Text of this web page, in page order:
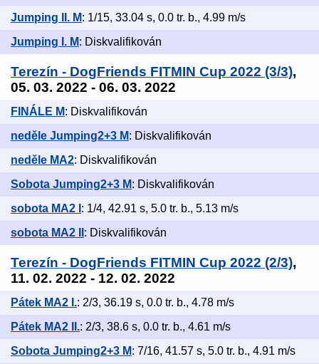
Jumping II. M: 1/15, 33.04 s, 0.0 tr. b., 4.99 m/s
Jumping I. M: Diskvalifikován
Terezín - DogFriends FITMIN Cup 2022 (3/3),
05. 03. 2022 - 06. 03. 2022
FINÁLE M: Diskvalifikován
neděle Jumping2+3 M: Diskvalifikován
neděle MA2: Diskvalifikován
Sobota Jumping2+3 M: Diskvalifikován
sobota MA2 I : 1/4, 42.91 s, 5.0 tr. b., 5.13 m/s
sobota MA2 II : Diskvalifikován
Terezín - DogFriends FITMIN Cup 2022 (2/3),
11. 02. 2022 - 12. 02. 2022
Pátek MA2 I.: 2/3, 36.19 s, 0.0 tr. b., 4.78 m/s
Pátek MA2 II.: 2/3, 38.6 s, 0.0 tr. b., 4.61 m/s
Sobota Jumping2+3 M: 7/16, 41.57 s, 5.0 tr. b., 4.91 m/s